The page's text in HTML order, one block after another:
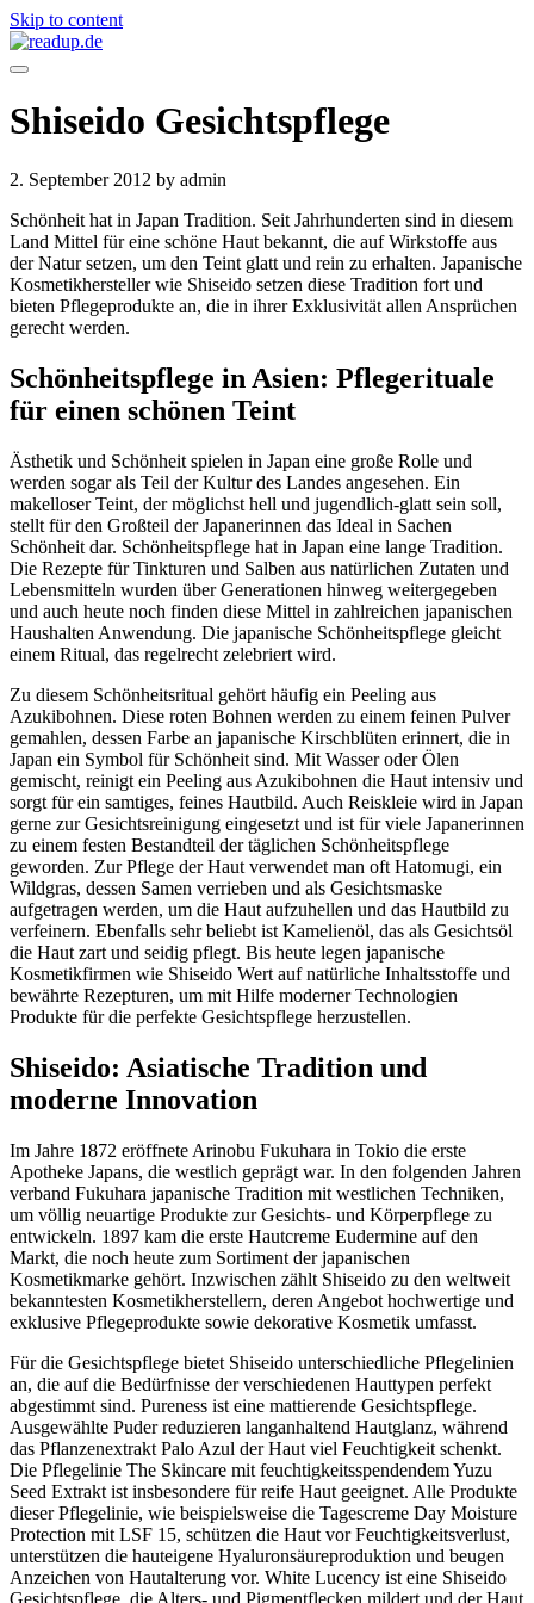
Skip to content
Shiseido Gesichtspflege
2. September 2012 by admin
Schönheit hat in Japan Tradition. Seit Jahrhunderten sind in diesem
Land Mittel für eine schöne Haut bekannt, die auf Wirkstoffe aus
der Natur setzen, um den Teint glatt und rein zu erhalten. Japanische
Kosmetikhersteller wie Shiseido setzen diese Tradition fort und
bieten Pflegeprodukte an, die in ihrer Exklusivität allen Ansprüchen
gerecht werden.
Schönheitspflege in Asien: Pflegerituale
für einen schönen Teint
Ästhetik und Schönheit spielen in Japan eine große Rolle und
werden sogar als Teil der Kultur des Landes angesehen. Ein
makelloser Teint, der möglichst hell und jugendlich-glatt sein soll,
stellt für den Großteil der Japanerinnen das Ideal in Sachen
Schönheit dar. Schönheitspflege hat in Japan eine lange Tradition.
Die Rezepte für Tinkturen und Salben aus natürlichen Zutaten und
Lebensmitteln wurden über Generationen hinweg weitergegeben
und auch heute noch finden diese Mittel in zahlreichen japanischen
Haushalten Anwendung. Die japanische Schönheitspflege gleicht
einem Ritual, das regelrecht zelebriert wird.
Zu diesem Schönheitsritual gehört häufig ein Peeling aus
Azukibohnen. Diese roten Bohnen werden zu einem feinen Pulver
gemahlen, dessen Farbe an japanische Kirschblüten erinnert, die in
Japan ein Symbol für Schönheit sind. Mit Wasser oder Ölen
gemischt, reinigt ein Peeling aus Azukibohnen die Haut intensiv und
sorgt für ein samtiges, feines Hautbild. Auch Reiskleie wird in Japan
gerne zur Gesichtsreinigung eingesetzt und ist für viele Japanerinnen
zu einem festen Bestandteil der täglichen Schönheitspflege
geworden. Zur Pflege der Haut verwendet man oft Hatomugi, ein
Wildgras, dessen Samen verrieben und als Gesichtsmaske
aufgetragen werden, um die Haut aufzuhellen und das Hautbild zu
verfeinern. Ebenfalls sehr beliebt ist Kamelienöl, das als Gesichtsöl
die Haut zart und seidig pflegt. Bis heute legen japanische
Kosmetikfirmen wie Shiseido Wert auf natürliche Inhaltsstoffe und
bewährte Rezepturen, um mit Hilfe moderner Technologien
Produkte für die perfekte Gesichtspflege herzustellen.
Shiseido: Asiatische Tradition und
moderne Innovation
Im Jahre 1872 eröffnete Arinobu Fukuhara in Tokio die erste
Apotheke Japans, die westlich geprägt war. In den folgenden Jahren
verband Fukuhara japanische Tradition mit westlichen Techniken,
um völlig neuartige Produkte zur Gesichts- und Körperpflege zu
entwickeln. 1897 kam die erste Hautcreme Eudermine auf den
Markt, die noch heute zum Sortiment der japanischen
Kosmetikmarke gehört. Inzwischen zählt Shiseido zu den weltweit
bekanntesten Kosmetikherstellern, deren Angebot hochwertige und
exklusive Pflegeprodukte sowie dekorative Kosmetik umfasst.
Für die Gesichtspflege bietet Shiseido unterschiedliche Pflegelinien
an, die auf die Bedürfnisse der verschiedenen Hauttypen perfekt
abgestimmt sind. Pureness ist eine mattierende Gesichtspflege.
Ausgewählte Puder reduzieren langanhaltend Hautglanz, während
das Pflanzenextrakt Palo Azul der Haut viel Feuchtigkeit schenkt.
Die Pflegelinie The Skincare mit feuchtigkeitsspendendem Yuzu
Seed Extrakt ist insbesondere für reife Haut geeignet. Alle Produkte
dieser Pflegelinie, wie beispielsweise die Tagescreme Day Moisture
Protection mit LSF 15, schützen die Haut vor Feuchtigkeitsverlust,
unterstützen die hauteigene Hyaluronsäureproduktion und beugen
Anzeichen von Hautalterung vor. White Lucency ist eine Shiseido
Gesichtspflege, die Alters- und Pigmentflecken mildert und der Haut